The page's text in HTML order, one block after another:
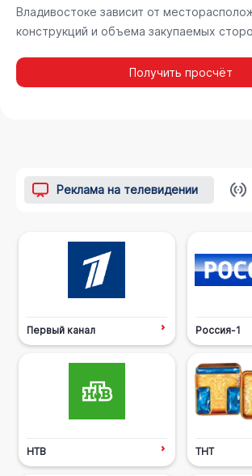
Владивостоке зависит от
конструкций и объема закупаемых
Получить просчёт
Реклама на телевидении
Первый канал Россия-1
НТВ ТНТ